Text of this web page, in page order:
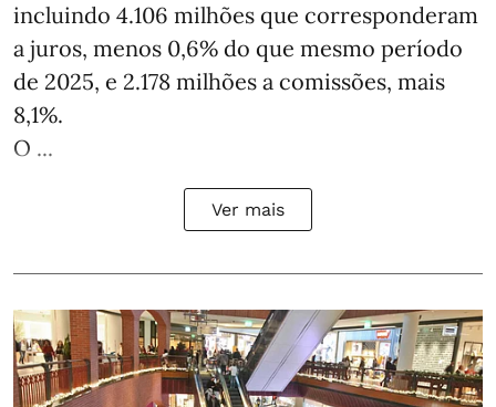
incluindo 4.106 milhões que corresponderam
a juros, menos 0,6% do que mesmo período
de 2025, e 2.178 milhões a comissões, mais
8,1%.
O ...
Ver mais